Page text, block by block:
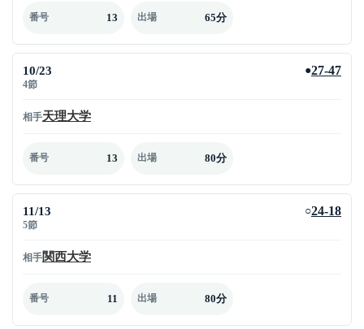
番号 13 出場 65分
10/23
4節
●27-47
相手天理大学
番号 13 出場 80分
11/13
5節
○24-18
相手関西大学
番号 11 出場 80分